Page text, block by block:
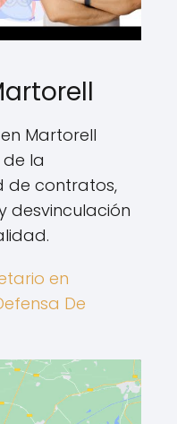
Martorell
la
de contratos,
desvinculación
en
De